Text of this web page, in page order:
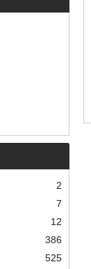
2
7
12
386
525